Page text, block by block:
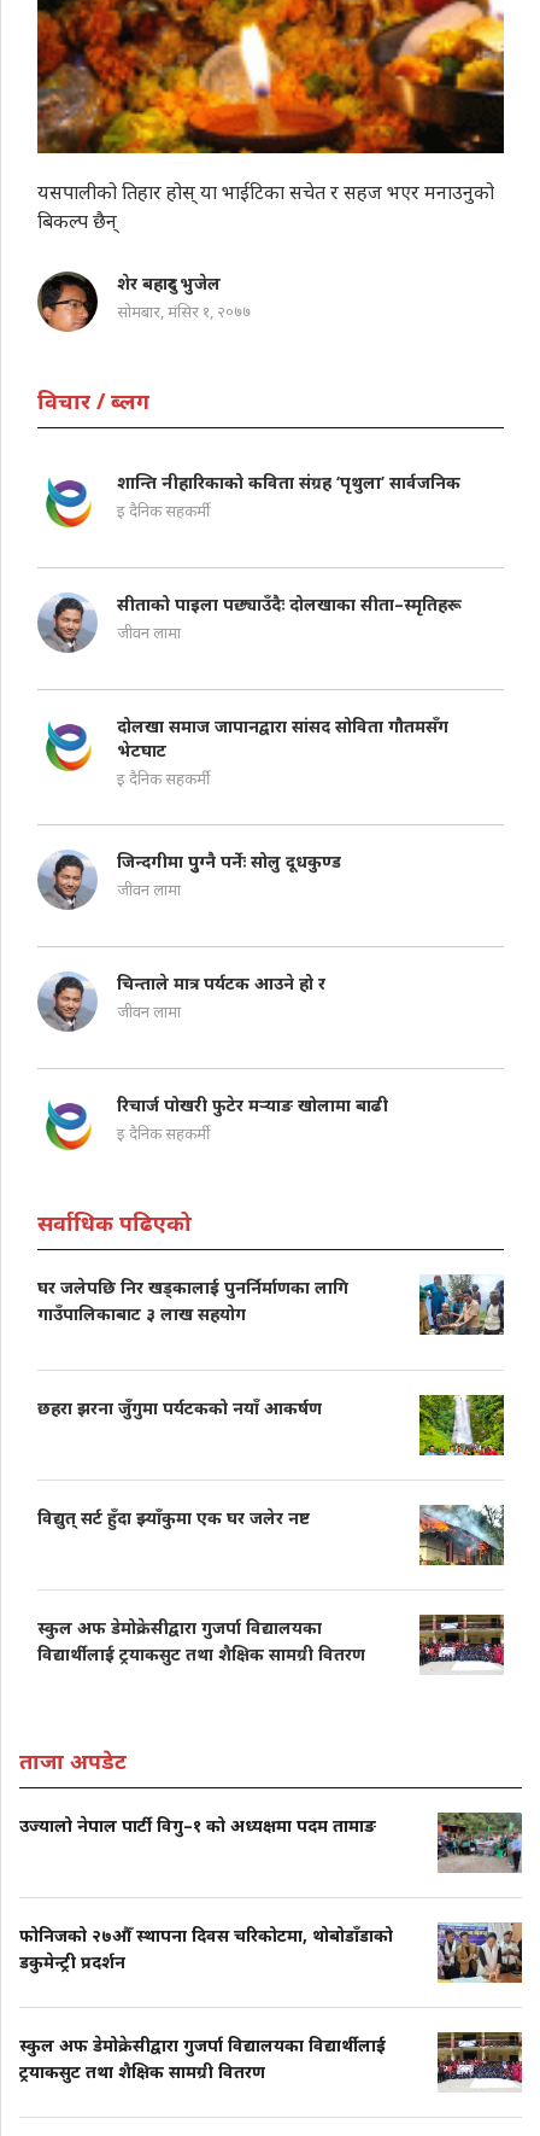
यसपालीको तिहार होस् या भाईटिका सचेत र सहज भएर मनाउनुको
बिकल्प छैन्
शेर बहादुर भुजेल
सोमबार, मंसिर १, २०७७
विचार / ब्लग
शान्ति नीहारिकाको कविता संग्रह ‘पृथुला’ सार्वजनिक
इ दैनिक सहकर्मी
सीताको पाइला पछ्याउँदैः दोलखाका सीता–स्मृतिहरू
जीवन लामा
दोलखा समाज जापानद्वारा सांसद सोविता गौतमसँग
भेटघाट
इ दैनिक सहकर्मी
जिन्दगीमा पुुग्नै पर्नेः सोलु दूधकुण्ड
जीवन लामा
चिन्ताले मात्र पर्यटक आउने हो र
जीवन लामा
रिचार्ज पोखरी फुटेर मऱ्याङ खोलामा बाढी
इ दैनिक सहकर्मी
सर्वाधिक पढिएको
घर जलेपछि निर खड्कालाई पुनर्निर्माणका लागि
गाउँपालिकाबाट ३ लाख सहयोग
छहरा झरना जुँगुमा पर्यटकको नयाँ आकर्षण
विद्युत् सर्ट हुँदा झ्याँकुमा एक घर जलेर नष्ट
स्कुल अफ डेमोक्रेसीद्वारा गुजर्पा विद्यालयका
विद्यार्थीलाई ट्रयाकसुट तथा शैक्षिक सामग्री वितरण
ताजा अपडेट
उज्यालो नेपाल पार्टी विगु–१ को अध्यक्षमा पदम तामाङ
फोनिजको २७औँ स्थापना दिवस चरिकोटमा, थोबोडाँडाको
डकुमेन्ट्री प्रदर्शन
स्कुल अफ डेमोक्रेसीद्वारा गुजर्पा विद्यालयका विद्यार्थीलाई
ट्रयाकसुट तथा शैक्षिक सामग्री वितरण